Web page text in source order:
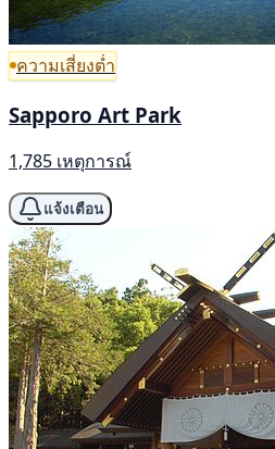
ความเสี่ยงต่ำ
Sapporo Art Park
1,785 เหตุการณ์
แจ้งเตือน